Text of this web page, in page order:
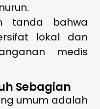
tanda bahwa
lokal dan
medis
Sebagian
umum adalah